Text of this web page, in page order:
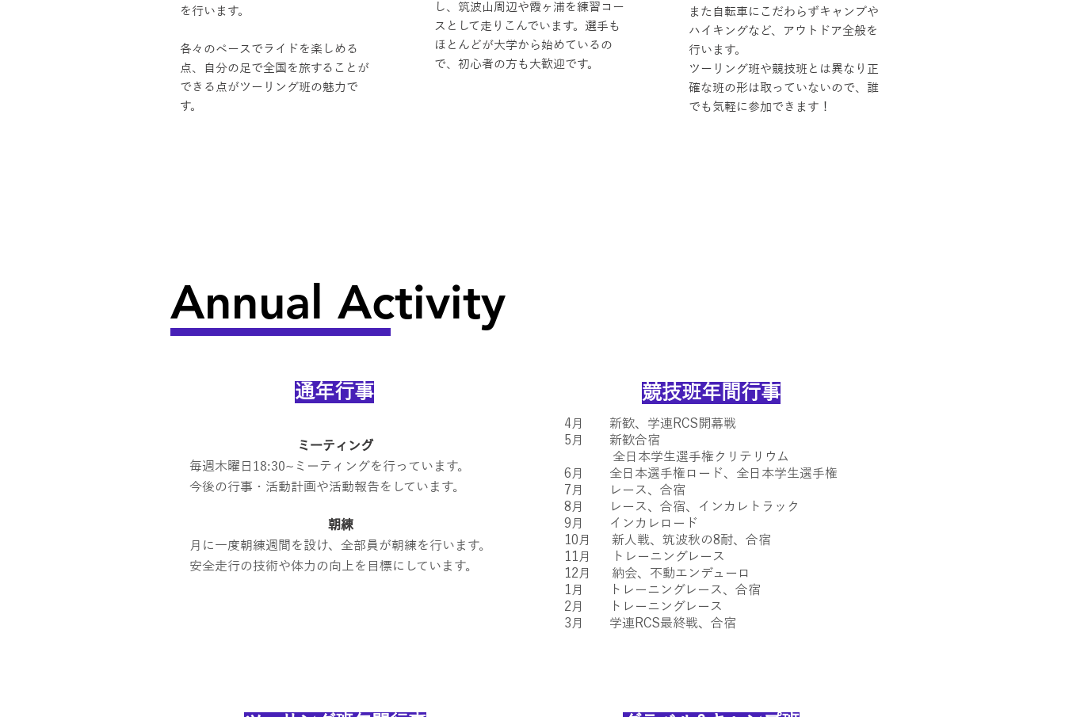
を行います。
各々のペースでライドを楽しめる
点、自分の足で全国を旅することが
できる点がツーリング班の魅力で
す。
し、筑波山周辺や霞ヶ浦を練習コー
スとして走りこんでいます。選手も
ほとんどが大学から始めているの
で、初心者の方も大歓迎です。
また自転車にこだわらずキャンプや
ハイキングなど、アウトドア全般を
行います。
ツーリング班や競技班とは異なり正
確な班の形は取っていないので、誰
でも気軽に参加できます！
Annual Activity
通年行事
ミ ーティング
毎週木曜日18:30~ミーティングを行っています。
​今後の行事・活動計画や活動報告をしています。
朝練
月に一度朝練週間を設け、全部員が朝練を行います。
​安全走行の技術や体力の向上を目標にしています。
競技班年間行事
4月 新歓、学連RCS開幕戦
5月 新歓合宿
全日本学生選手権クリテリウム
6月 全日本選手権ロード、全日本学生選手権
7月 レース、合宿
8月 レース、合宿、インカレトラック
9月 インカレロード
10月 新人戦、筑波秋の8耐、合宿
11月 トレーニングレース
12月 納会、不動エンデューロ
1月 トレーニングレース、合宿
2月 トレーニングレース
3月 学連RCS最終戦、合宿